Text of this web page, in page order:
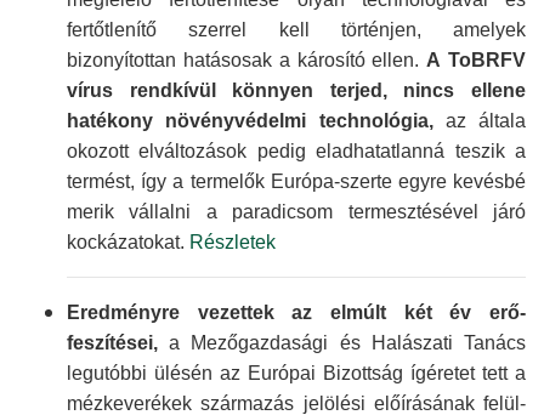
fertőtlenítő szerrel kell történjen, amelyek
bizonyítottan hatásosak a károsító ellen. A ToBRFV
vírus rendkívül könnyen terjed, nincs ellene
hatékony növény­védelmi technológia, az általa
okozott elváltozások pedig eladha­tatlanná teszik a
termést, így a termelők Európa-szerte egyre kevésbé
merik vállalni a paradicsom termesz­tésével járó
kocká­zatokat. Részletek
Eredményre vezettek az elmúlt két év erő­
feszítései,a Mező­gazdasági és Halászati Tanács
legutóbbi ülésén az Európai Bizottság ígéretet tett a
méz­keverékek származás jelölési elő­írásának felül­